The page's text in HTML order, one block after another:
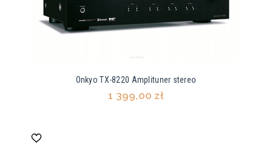
Onkyo TX-8220 Amplituner stereo
1 399,00 zł